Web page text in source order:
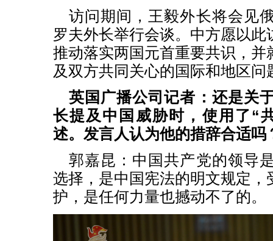
访问期间，王毅外长将会见
罗夫外长举行会谈。中方愿以
推动落实两国元首重要共识，并
及双方共同关心的国际和地区问
英国广播公司记者：还是关
长提及中国威胁时，使用了“
述。发言人认为他的措辞合适吗
郭嘉昆：中国共产党的领导
选择，是中国宪法的明文规定，
护，是任何力量也撼动不了的。